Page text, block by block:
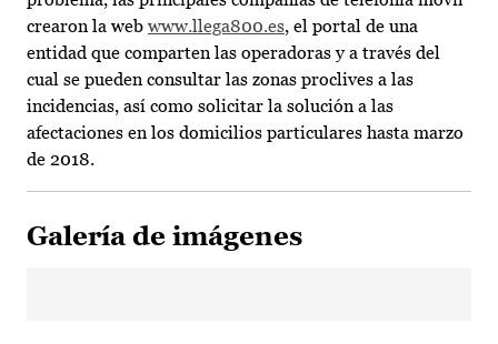
crearon la web www.llega800.es, el portal de una
entidad que comparten las operadoras y a través del
cual se pueden consultar las zonas proclives a las
incidencias, así como solicitar la solución a las
afectaciones en los domicilios particulares hasta marzo
de 2018.
Galería de imágenes